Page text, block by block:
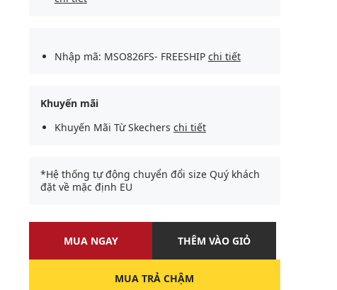
Nhập mã: MSO826FS- FREESHIP chi tiết
Khuyến mãi
Khuyến Mãi Từ Skechers chi tiết
*Hệ thống tự động chuyển đổi size Quý khách
đặt về mặc định EU
MUA NGAY THÊM VÀO GIỎ
MUA TRẢ CHẬM